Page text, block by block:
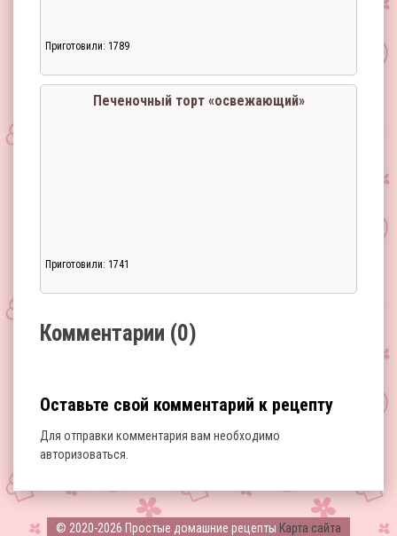
Приготовили: 1789
Печеночный торт «освежающий»
Приготовили: 1741
Комментарии (0)
Оставьте свой комментарий к рецепту
Для отправки комментария вам необходимо
авторизоваться
© 2020-2026 Простые домашние рецепты Карта сайта